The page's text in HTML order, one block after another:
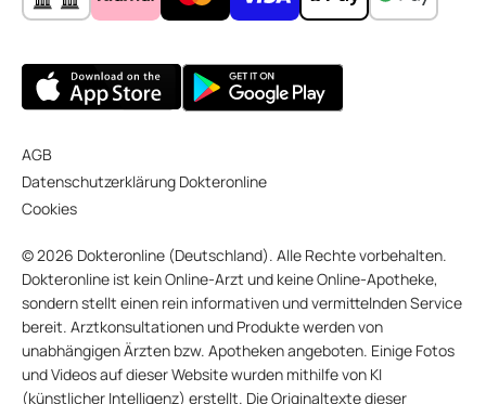
AGB
Datenschutzerklärung Dokteronline
Cookies
© 2026 Dokteronline (Deutschland). Alle Rechte vorbehalten.
Dokteronline ist kein Online-Arzt und keine Online-Apotheke,
sondern stellt einen rein informativen und vermittelnden Service
bereit. Arztkonsultationen und Produkte werden von
unabhängigen Ärzten bzw. Apotheken angeboten. Einige Fotos
und Videos auf dieser Website wurden mithilfe von KI
(künstlicher Intelligenz) erstellt. Die Originaltexte dieser